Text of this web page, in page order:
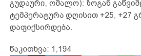
გუდაური, ომალო): ზოგან
ტემპერატურა დღისით +25, +27
დაფიქსირდება.
წაკითხვა: 1,194